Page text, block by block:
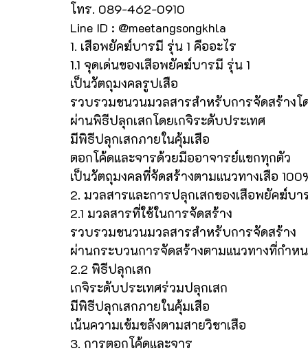
โทร. 089-462-0910
Line ID : @meetangsongkhla
1. เสือพยัคฆ์บารมี รุ่น 1 คืออะไร
1.1 จุดเด่นของเสือพยัคฆ์บารมี รุ่น 1
เป็นวัตถุมงคลรูปเสือ
รวบรวมชนวนมวลสารสำหรับการจัดสร้างโ
ผ่านพิธีปลุกเสกโดยเกจิระดับประเทศ
มีพิธีปลุกเสกภายในคุ้มเสือ
ตอกโค้ดและจารด้วยมืออาจารย์แขกทุกตัว
เป็นวัตถุมงคลที่จัดสร้างตามแนวทางเสือ
2. มวลสารและการปลุกเสกของเสือพยัคฆ์บา
2.1 มวลสารที่ใช้ในการจัดสร้าง
รวบรวมชนวนมวลสารสำหรับการจัดสร้าง
ผ่านกระบวนการจัดสร้างตามแนวทางที่กำห
2.2 พิธีปลุกเสก
เกจิระดับประเทศร่วมปลุกเสก
มีพิธีปลุกเสกภายในคุ้มเสือ
เน้นความเข้มขลังตามสายวิชาเสือ
3. การตอกโค้ดและจาร